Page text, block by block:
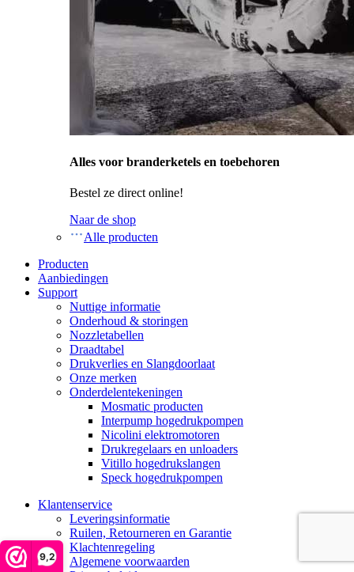
9,2
Alles voor branderketels en toebehoren
Bestel ze direct online!
Naar de shop
Alle producten
Producten
Aanbiedingen
Support
Nuttige informatie
Onderhoud & storingen
Nozzletabellen
Draadtabel
Drukverlies en Slangdoorlaat
Onze merken
Onderdelentekeningen
Mosmatic producten
Interpump hogedrukpompen
Nicolini elektromotoren
Drukregelaars en unloaders
Vitillo hogedrukslangen
Speck hogedrukpompen
Klantenservice
Leveringsinformatie
Ruilen, Retourneren en Garantie
Klachtenregeling
Algemene voorwaarden